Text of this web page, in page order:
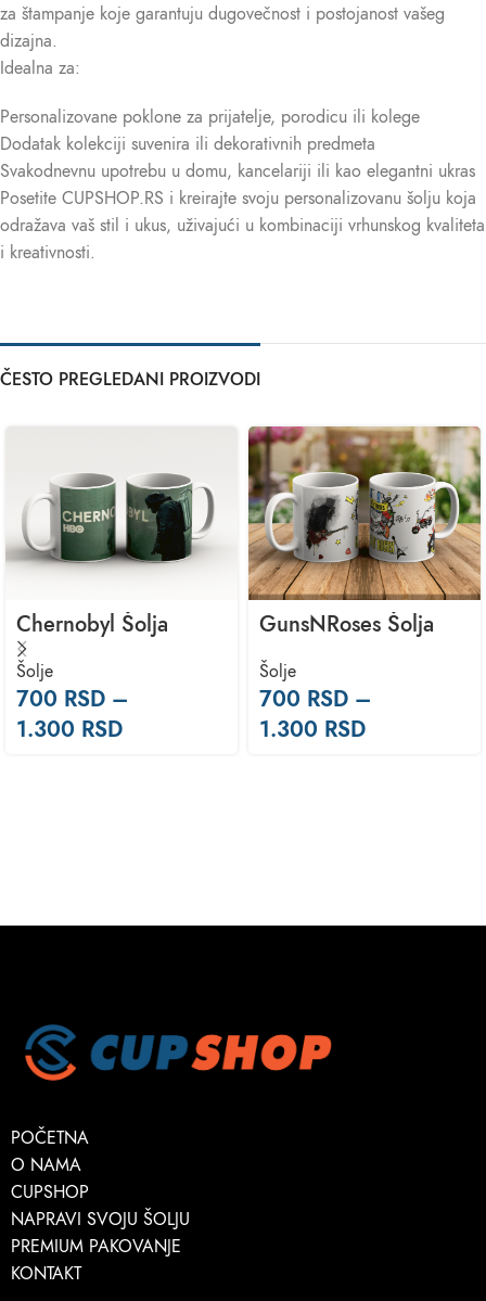
za štampanje koje garantuju dugovečnost i postojanost vašeg
dizajna.
Idealna za:
Personalizovane poklone za prijatelje, porodicu ili kolege
Dodatak kolekciji suvenira ili dekorativnih predmeta
Svakodnevnu upotrebu u domu, kancelariji ili kao elegantni ukras
Posetite CUPSHOP.RS i kreirajte svoju personalizovanu šolju koja
odražava vaš stil i ukus, uživajući u kombinaciji vrhunskog kvaliteta
i kreativnosti.
ČESTO PREGLEDANI PROIZVODI
Chernobyl Šolja
Šolje
700 RSD –
1.300 RSD
GunsNRoses Šolja
Šolje
700 RSD –
1.300 RSD
POČETNA
O NAMA
CUPSHOP
NAPRAVI SVOJU ŠOLJU
PREMIUM PAKOVANJE
KONTAKT